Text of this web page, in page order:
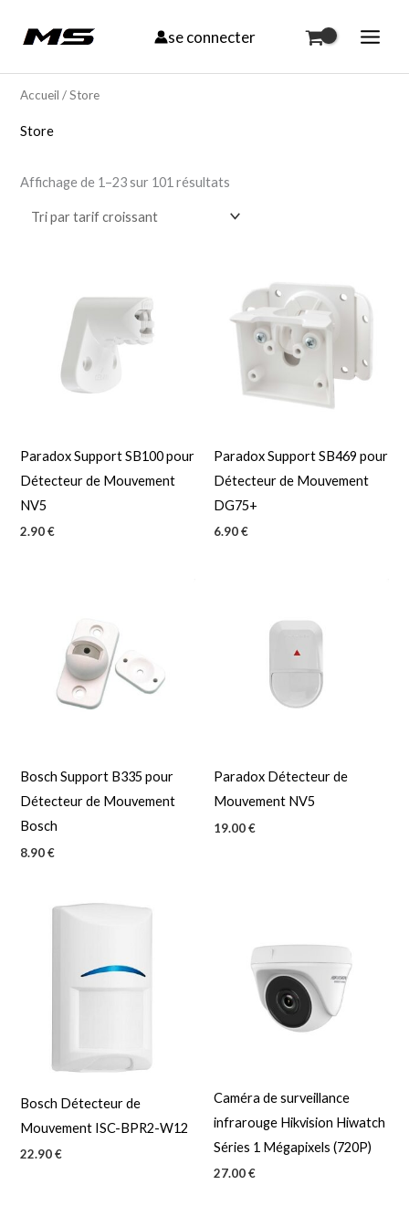
se connecter
Accueil / Store
Store
Affichage de 1–23 sur 101 résultats
Trié
Paradox Support SB100 pour
Détecteur de Mouvement
NV5
2.90€
Paradox Support SB469 pour
Détecteur de Mouvement
DG75+
6.90€
Bosch Support B335 pour
Détecteur de Mouvement
Bosch
8.90€
Paradox Détecteur de
Mouvement NV5
19.00€
Bosch Détecteur de
Mouvement ISC-BPR2-W12
22.90€
Caméra de surveillance
infrarouge Hikvision Hiwatch
Séries 1 Mégapixels (720P)
27.00€